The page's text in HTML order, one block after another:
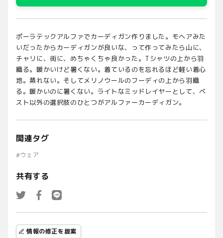
ポーラテックアルファでカーディガン作りました。モヘアみた
いだったからカーディガンが良いな、って作ってみたら山に、
チャリに、街に、めちゃくちゃ良かった。Tシャツの上から羽
織る。暖かいけど暑くない。着ているのを忘れるほど軽い着心
地。蒸れない。そしてメリノウールのフーディの上から羽織
る。暖かいのに暑くない。ライトなミッドレイヤーとして、ベ
スト以外の選択肢のひとつがアルファーカーディガン。
関連タグ
#ウェア
共有する
情報の修正を提案